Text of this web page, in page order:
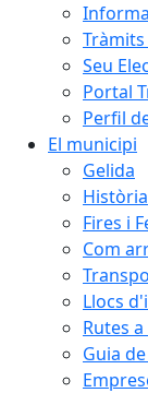
Seu
Portal
Perfil
El municipi
Gelida
Història
Fires i
Com
Llocs
Rutes
Guia